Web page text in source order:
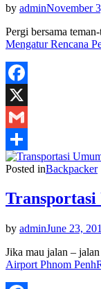
by adminNovember
Pergi bersama
Mengatur Rencana
Facebook
X
Gmail
Share
Posted inBackpacker
by adminJune 23,
Jika mau jalan –
Airport Phnom Penh